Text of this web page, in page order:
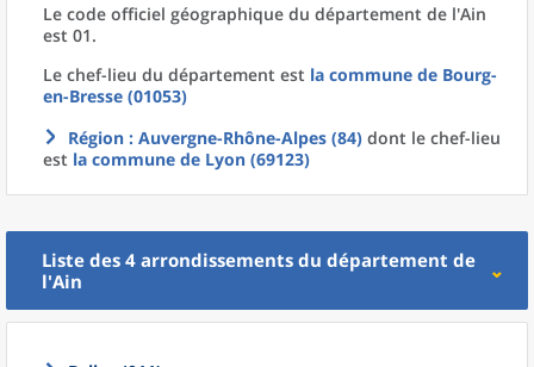
Le code officiel géographique du département de l'Ain
est 01.
Le chef-lieu du département est la commune de Bourg-
en-Bresse (01053)
Région : Auvergne-Rhône-Alpes (84) dont le chef-lieu
est la commune de Lyon (69123)
Liste des 4 arrondissements du département de
l'Ain